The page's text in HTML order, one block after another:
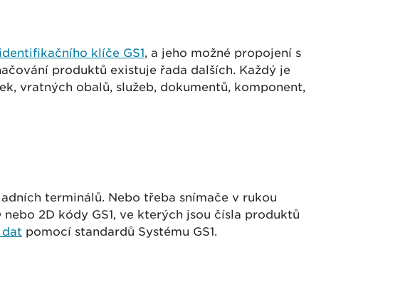
identifikačního klíče GS1, a jeho možné propojení s
produktů existuje řada dalších. Každý je
vratných obalů, služeb, dokumentů, komponent,
terminálů. Nebo třeba snímače v rukou
2D kódy GS1, ve kterých jsou čísla produktů
dat pomocí standardů Systému GS1.